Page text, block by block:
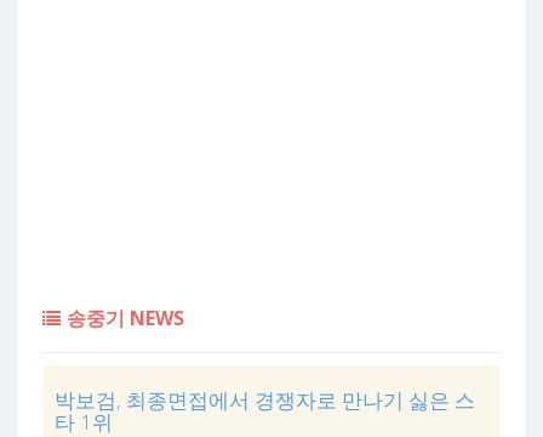
송중기 NEWS
박보검, 최종면접에서 경쟁자로 만나기 싫은 스
타 1위